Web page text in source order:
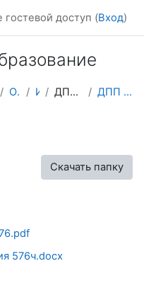
гостевой доступ (Вход)
О курсе ИПО ДПП Педиатрия ДПП ПП Педиатрия
Скачать папку
576ч.docx